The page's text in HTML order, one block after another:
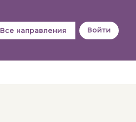
Все направления Войти